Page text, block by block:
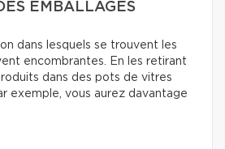
EMBALLAGES
dans lesquels se trouvent les
encombrantes. En les retirant
dans des pots de vitres
exemple, vous aurez davantage